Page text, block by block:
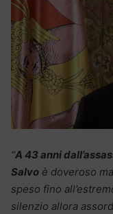
“A 43 anni
Salvo è doveroso
speso fino
silenzio allora